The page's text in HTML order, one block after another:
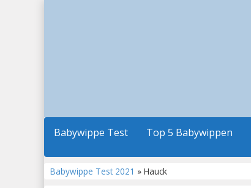
Babywippe Test Top 5 Babywippen
Babywippe Test 2021 » Hauck